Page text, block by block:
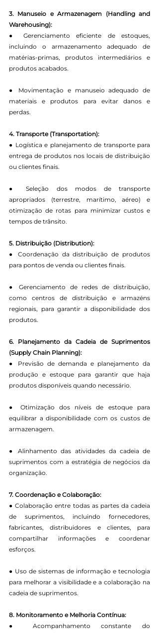
3. Manuseio e Armazenagem (Handling and
Warehousing):
● Gerenciamento eficiente de estoques,
incluindo o armazenamento adequado de
matérias-primas, produtos intermediários e
produtos acabados.
● Movimentação e manuseio adequado de
materiais e produtos para evitar danos e
perdas.
4. Transporte (Transportation):
● Logística e planejamento de transporte para
entrega de produtos nos locais de distribuição
ou clientes finais.
● Seleção dos modos de transporte
apropriados (terrestre, marítimo, aéreo) e
otimização de rotas para minimizar custos e
tempos de trânsito.
5. Distribuição (Distribution):
● Coordenação da distribuição de produtos
para pontos de venda ou clientes finais.
● Gerenciamento de redes de distribuição,
como centros de distribuição e armazéns
regionais, para garantir a disponibilidade dos
produtos.
6. Planejamento da Cadeia de Suprimentos
(Supply Chain Planning):
● Previsão de demanda e planejamento da
produção e estoque para garantir que haja
produtos disponíveis quando necessário.
● Otimização dos níveis de estoque para
equilibrar a disponibilidade com os custos de
armazenagem.
● Alinhamento das atividades da cadeia de
suprimentos com a estratégia de negócios da
organização.
7. Coordenação e Colaboração:
● Colaboração entre todas as partes da cadeia
de suprimentos, incluindo fornecedores,
fabricantes, distribuidores e clientes, para
compartilhar informações e coordenar
esforços.
● Uso de sistemas de informação e tecnologia
para melhorar a visibilidade e a colaboração na
cadeia de suprimentos.
8. Monitoramento e Melhoria Contínua:
● Acompanhamento constante do